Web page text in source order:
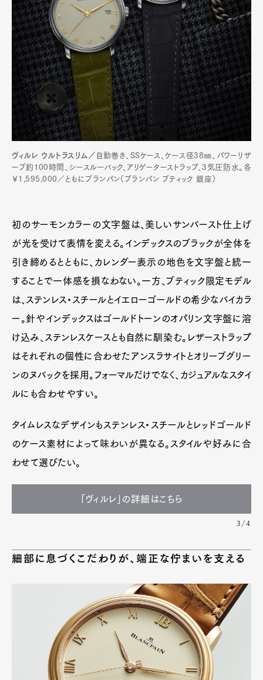
ヴィルレ ウルトラスリム／ 自動巻き、SSケース、ケース径38㎜、パワーリザ
ーブ約100時間、シースルーバック、アリゲーターストラップ、3気圧防水。各
￥1,595,000／ともにブランパン（ブランパン ブティック 銀座）
初のサーモンカラーの文字盤は、美しいサンバースト仕上げ
が光を受けて表情を変える。インデックスのブラックが全体を
引き締めるとともに、カレンダー表示の地色を文字盤と統一
することで一体感を損なわない。一方、ブティック限定モデル
は、ステンレス・スチールとイエローゴールドの希少なバイカラ
ー。針やインデックスはゴールドトーンのオパリン文字盤に溶
け込み、ステンレスケースとも自然に馴染む。レザーストラップ
はそれぞれの個性に合わせたアンスラサイトとオリーブグリー
ンのヌバックを採用。フォーマルだけでなく、カジュアルなスタイ
ルにも合わせやすい。
タイムレスなデザインもステンレス・スチールとレッドゴールド
のケース素材によって味わいが異なる。スタイルや好みに合
わせて選びたい。
「ヴィルレ」の詳細はこちら
3/4
細部に息づくこだわりが、端正な佇まいを支える